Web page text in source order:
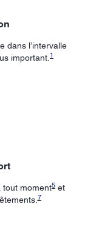
dans l’intervalle
important. 1
tout moment5 et
7